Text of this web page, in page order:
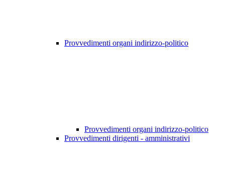
Provvedimenti organi indirizzo-politico
Provvedimenti organi indirizzo-politico
Provvedimenti dirigenti - amministrativi